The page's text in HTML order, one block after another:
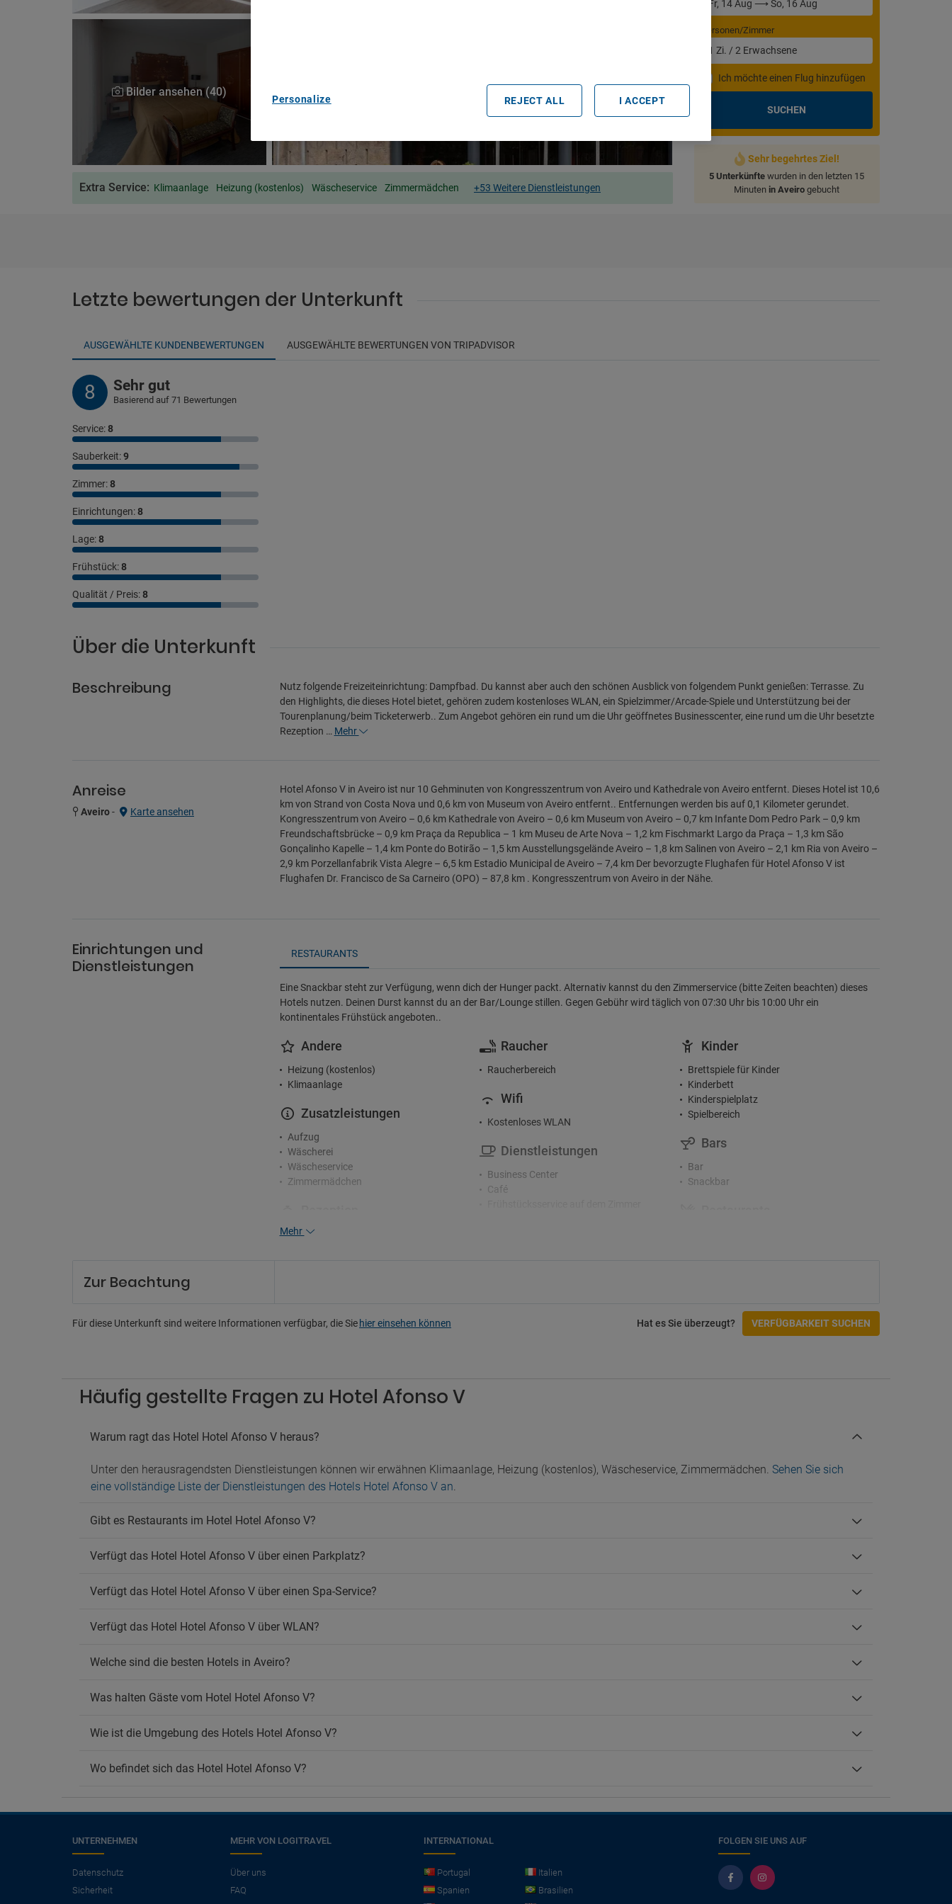
Bilder ansehen (40)
Extra Service: Klimaanlage Heizung (kostenlos) Wäscheservice Zimmermädchen +53 Weitere Dienstleistungen
Personen/Zimmer
1 Zi. / 2 Erwachsene
Ich möchte einen Flug hinzufügen
SUCHEN
Sehr begehrtes Ziel!
5 Unterkünfte wurden in den letzten 15
Minuten in Aveiro gebucht
Letzte bewertungen der Unterkunft
AUSGEWÄHLTE KUNDENBEWERTUNGEN AUSGEWÄHLTE BEWERTUNGEN VON TRIPADVISOR
8 Sehr gut
Basierend auf 71 Bewertungen
Service:8
Sauberkeit:9
Zimmer:8
Einrichtungen:8
Lage:8
Frühstück:8
Qualität / Preis:8
Über die Unterkunft
Beschreibung
Nutz folgende Freizeiteinrichtung: Dampfbad. Du kannst aber auch den schönen Ausblick von folgendem Punkt genießen: Terrasse. Zu
den Highlights, die dieses Hotel bietet, gehören zudem kostenloses WLAN, ein Spielzimmer/Arcade-Spiele und Unterstützung bei der
Tourenplanung/beim Ticketerwerb.. Zum Angebot gehören ein rund um die Uhr geöffnetes Businesscenter, eine rund um die Uhr besetzte
Rezeption … Mehr
Anreise
Aveiro- Karte ansehen
Hotel Afonso V in Aveiro ist nur 10 Gehminuten von Kongresszentrum von Aveiro und Kathedrale von Aveiro entfernt. Dieses Hotel ist 10,6
km von Strand von Costa Nova und 0,6 km von Museum von Aveiro entfernt.. Entfernungen werden bis auf 0,1 Kilometer gerundet.
Kongresszentrum von Aveiro – 0,6 km Kathedrale von Aveiro – 0,6 km Museum von Aveiro – 0,7 km Infante Dom Pedro Park – 0,9 km
Freundschaftsbrücke – 0,9 km Praça da Republica – 1 km Museu de Arte Nova – 1,2 km Fischmarkt Largo da Praça – 1,3 km São
Gonçalinho Kapelle – 1,4 km Ponte do Botirão – 1,5 km Ausstellungsgelände Aveiro – 1,8 km Salinen von Aveiro – 2,1 km Ria von Aveiro –
2,9 km Porzellanfabrik Vista Alegre – 6,5 km Estadio Municipal de Aveiro – 7,4 km Der bevorzugte Flughafen für Hotel Afonso V ist
Flughafen Dr. Francisco de Sa Carneiro (OPO) – 87,8 km . Kongresszentrum von Aveiro in der Nähe.
Einrichtungen und
Dienstleistungen
RESTAURANTS
Eine Snackbar steht zur Verfügung, wenn dich der Hunger packt. Alternativ kannst du den Zimmerservice (bitte Zeiten beachten) dieses
Hotels nutzen. Deinen Durst kannst du an der Bar/Lounge stillen. Gegen Gebühr wird täglich von 07:30 Uhr bis 10:00 Uhr ein
kontinentales Frühstück angeboten..
Andere
Heizung (kostenlos)
Klimaanlage
Zusatzleistungen
Aufzug
Wäscherei
Wäscheservice
Zimmermädchen
24-Stunden-Rezeption
Spielzimmer
Parkplatz
Haustiere
Haustiere nicht erlaubt
Raucher
Raucherbereich
Wifi
Kostenloses WLAN
Dienstleistungen
Business Center
Café
Kinder
Brettspiele für Kinder
Kinderbett
Kinderspielplatz
Spielbereich
Bars
Bar
Snackbar
Fitnessstudio
Hamam
Mehr
Zur Beachtung
Für diese Unterkunft sind weitere Informationen verfügbar, die Sie hier einsehen können Hat es Sie überzeugt? VERFÜGBARKEIT SUCHEN
Häufig gestellte Fragen zu Hotel Afonso V
Warum ragt das Hotel Hotel Afonso V heraus?
Unter den herausragendsten Dienstleistungen können wir erwähnen Klimaanlage, Heizung (kostenlos), Wäscheservice, Zimmermädchen. Sehen Sie sich
eine vollständige Liste der Dienstleistungen des Hotels Hotel Afonso V an.
Gibt es Restaurants im Hotel Hotel Afonso V?
Verfügt das Hotel Hotel Afonso V über einen Parkplatz?
Verfügt das Hotel Hotel Afonso V über einen Spa-Service?
Verfügt das Hotel Hotel Afonso V über WLAN?
Welche sind die besten Hotels in Aveiro?
Was halten Gäste vom Hotel Hotel Afonso V?
Wie ist die Umgebung des Hotels Hotel Afonso V?
Wo befindet sich das Hotel Hotel Afonso V?
Benötigen Sie einen
UNTERNEHMEN
Datenschutz
Sicherheit
MEHR VON LOGITRAVEL
Über uns
FAQ
INTERNATIONAL
Portugal
Italien
Spanien
Brasilien
FOLGEN SIE UNS AUF
Personalize REJECT ALL I ACCEPT